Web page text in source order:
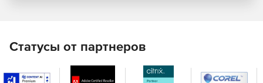
материалы и освещение для создания мощных
презентаций.
Статусы от партнеров